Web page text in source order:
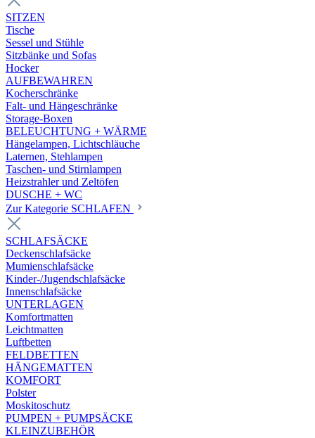
SITZEN
Tische
Sessel und Stühle
Sitzbänke und Sofas
Hocker
AUFBEWAHREN
Kocherschränke
Falt- und Hängeschränke
Storage-Boxen
BELEUCHTUNG + WÄRME
Hängelampen, Lichtschläuche
Laternen, Stehlampen
Taschen- und Stirnlampen
Heizstrahler und Zeltöfen
DUSCHE + WC
Zur Kategorie SCHLAFEN
SCHLAFSÄCKE
Deckenschlafsäcke
Mumienschlafsäcke
Kinder-/Jugendschlafsäcke
Innenschlafsäcke
UNTERLAGEN
Komfortmatten
Leichtmatten
Luftbetten
FELDBETTEN
HÄNGEMATTEN
KOMFORT
Polster
Moskitoschutz
PUMPEN + PUMPSÄCKE
KLEINZUBEHÖR